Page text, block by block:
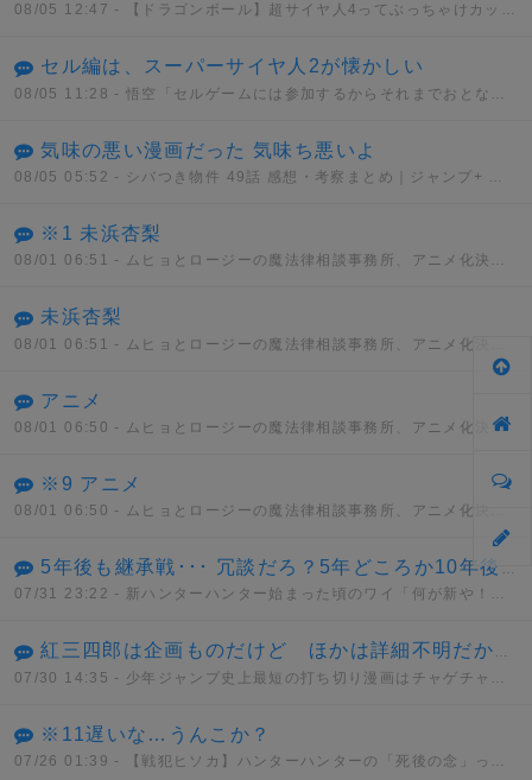
08/05 12:47 - 【ドラゴンボール】超サイヤ人4ってぶっちゃけカッコイイと思う？？？
セル編は、スーパーサイヤ人2が懐かしい
08/05 11:28 - 悟空「セルゲームには参加するからそれまでおとなしくしてろ」セル「うん、わかった」
気味の悪い漫画だった 気味ち悪いよ
08/05 05:52 - シバつき物件 49話 感想・考察まとめ｜ジャンプ+ 大森えす 【読者の反応】
※1 未浜杏梨
08/01 06:51 - ムヒョとロージーの魔法律相談事務所、アニメ化決定！！
未浜杏梨
08/01 06:51 - ムヒョとロージーの魔法律相談事務所、アニメ化決定！！
アニメ
08/01 06:50 - ムヒョとロージーの魔法律相談事務所、アニメ化決定！！
※9 アニメ
08/01 06:50 - ムヒョとロージーの魔法律相談事務所、アニメ化決定！！
5年後も継承戦･･･ 冗談だろ？5年どころか10年後も継承戦だぜ･･･
07/31 23:22 - 新ハンターハンター始まった頃のワイ「何が新や！何もかもクソやんけ」→
紅三四郎は企画ものだけど ほかは詳細不明だから間違いでもない 通常打ち切りとはっきりしてるものではセコンド(6週)が最短
07/30 14:35 - 少年ジャンプ史上最短の打ち切り漫画はチャゲチャとかいうデマwwwww
※11遅いな…うんこか？
07/26 01:39 - 【戦犯ヒソカ】ハンターハンターの「死後の念」って正直設定ミスだよな？